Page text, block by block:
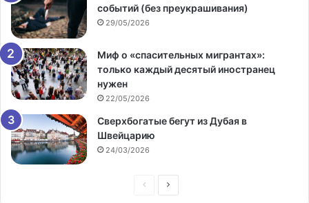
событий (без преукрашивания)
29/05/2026
Миф о «спасительных мигрантах»:
только каждый десятый иностранец
нужен
22/05/2026
Сверхбогатые бегут из Дубая в
Швейцарию
24/03/2026
Предыдущая
Следующая